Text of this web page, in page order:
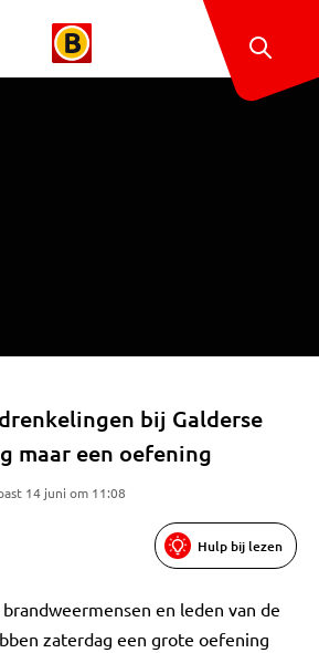
bij Galderse
maar een oefening
14 juni om 11:08
Hulp bij lezen
en leden van de
zaterdag een grote oefening